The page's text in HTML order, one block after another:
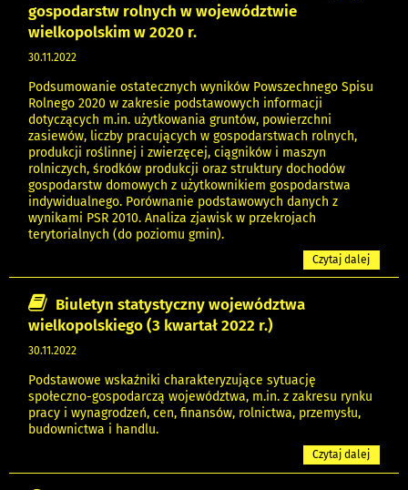
gospodarstw rolnych w województwie
wielkopolskim w 2020 r.
30.11.2022
Podsumowanie ostatecznych wyników Powszechnego Spisu
Rolnego 2020 w zakresie podstawowych informacji
dotyczących m.in. użytkowania gruntów, powierzchni
zasiewów, liczby pracujących w gospodarstwach rolnych,
produkcji roślinnej i zwierzęcej, ciągników i maszyn
rolniczych, środków produkcji oraz struktury dochodów
gospodarstw domowych z użytkownikiem gospodarstwa
indywidualnego. Porównanie podstawowych danych z
wynikami PSR 2010. Analiza zjawisk w przekrojach
terytorialnych (do poziomu gmin).
Czytaj dalej
Biuletyn statystyczny województwa
wielkopolskiego (3 kwartał 2022 r.)
30.11.2022
Podstawowe wskaźniki charakteryzujące sytuację
społeczno-gospodarczą województwa, m.in. z zakresu rynku
pracy i wynagrodzeń, cen, finansów, rolnictwa, przemysłu,
budownictwa i handlu.
Czytaj dalej